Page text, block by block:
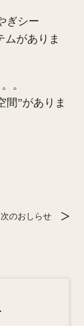
ぎシー
ムがありま
。
間”がありま
次のおしらせ